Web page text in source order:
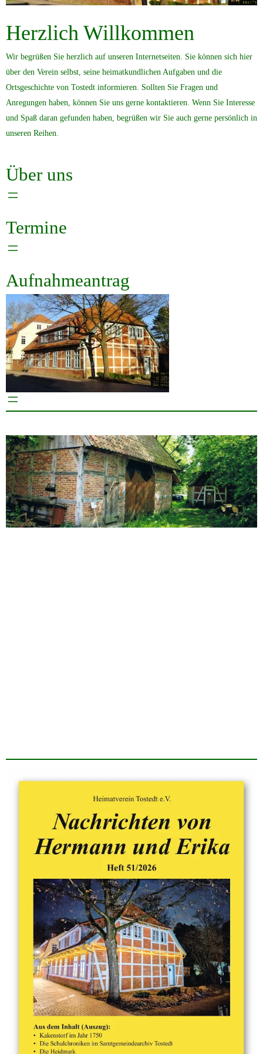
Herzlich Willkommen
Wir begrüßen Sie herzlich auf unseren Internetseiten. Sie können sich hier
über den Verein selbst, seine heimatkundlichen Aufgaben und die
Ortsgeschichte von Tostedt informieren. Sollten Sie Fragen und
Anregungen haben, können Sie uns gerne kontaktieren. Wenn Sie Interesse
und Spaß daran gefunden haben, begrüßen wir Sie auch gerne persönlich in
unseren Reihen.
Über uns
Termine
Aufnahmeantrag